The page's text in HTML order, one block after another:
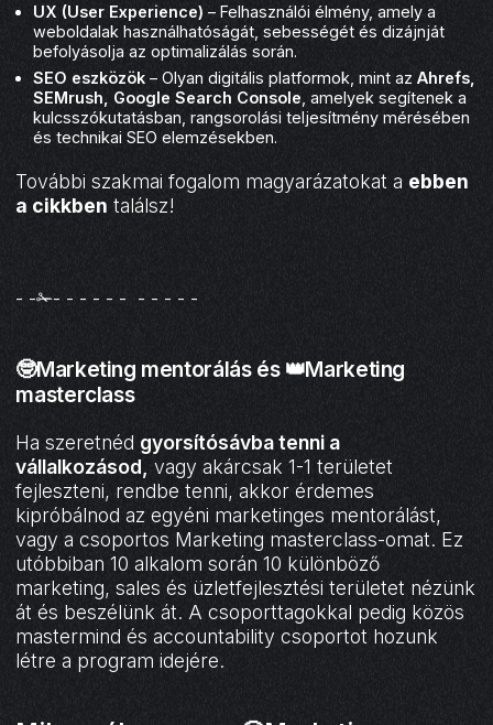
UX (User Experience) – Felhasználói élmény, amely a
weboldalak használhatóságát, sebességét és dizájnját
befolyásolja az optimalizálás során.
SEO eszközök – Olyan digitális platformok, mint azAhrefs,
SEMrush, Google Search Console , amelyek segítenek a
kulcsszókutatásban, rangsorolási teljesítmény mérésében
és technikai SEO elemzésekben.
További szakmai fogalom magyarázatokat a ebben
a cikkben találsz!
- -✁- - - - - - - - - - -
🤓Marketing mentorálás és 👑Marketing
masterclass
Ha szeretnéd gyorsítósávba tenni a
vállalkozásod, vagy akárcsak 1-1 területet
fejleszteni, rendbe tenni, akkor érdemes
kipróbálnod az egyéni marketinges mentorálást,
vagy a csoportos Marketing masterclass-omat. Ez
utóbbiban 10 alkalom során 10 különböző
marketing, sales és üzletfejlesztési területet nézünk
át és beszélünk át. A csoporttagokkal pedig közös
mastermind és accountability csoportot hozunk
létre a program idejére.